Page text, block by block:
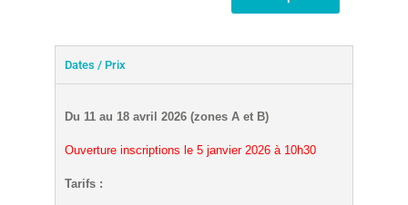
Dates / Prix
Du 11 au 18 avril 2026 (zones A et B)
Ouverture inscriptions le 5 janvier 2026 à 10h30
Tarifs :